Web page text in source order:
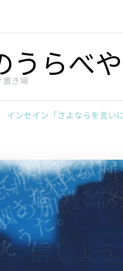
うらべや
置き場
インセイン「さよならを言い